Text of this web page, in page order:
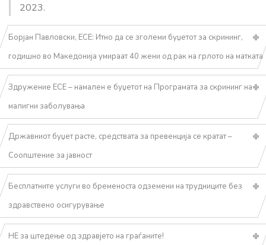
2023.
Борјан Павловски, ЕСЕ: Итно да се зголеми буџетот за скрининг,
годишно во Македонија умираат 40 жени од рак на грлото на матката
Здружение ЕСЕ – намален е буџетот на Програмата за скрининг на
малигни заболувања
Државниот буџет расте, средствата за превенција се кратат –
Соопштение за јавност
Бесплатните услуги во бременоста одземени на трудниците без
здравствено осигурување
НЕ за штедење од здравјето на граѓаните!